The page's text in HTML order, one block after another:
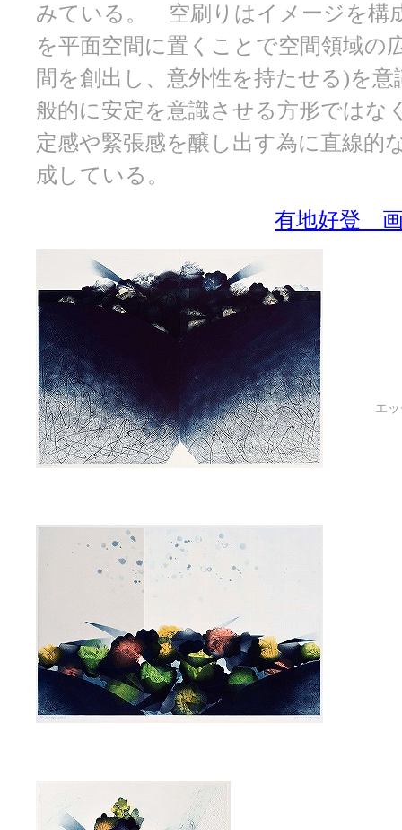
みている。 空刷りはイメージを構
を平面空間に置くことで空間領域の
間を創出し、意外性を持たせる)を
般的に安定を意識させる方形ではな
定感や緊張感を醸し出す為に直線的
成している。
有地好登
エ